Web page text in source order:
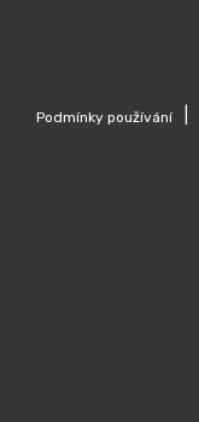
Podmínky používání